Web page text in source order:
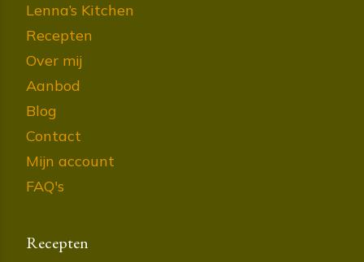
Lenna’s Kitchen
Recepten
Over mij
Aanbod
Blog
Contact
Mijn account
FAQ's
Recepten